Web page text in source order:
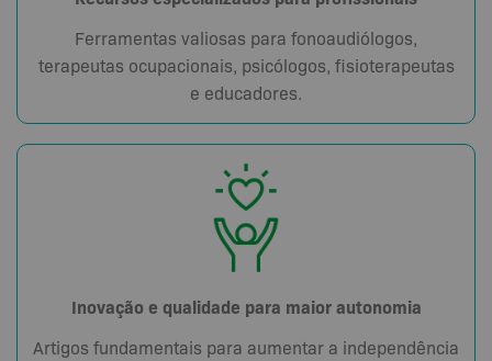
Ferramentas valiosas para fonoaudiólogos,
terapeutas ocupacionais, psicólogos, fisioterapeutas
e educadores.
Inovação e qualidade para maior autonomia
Artigos fundamentais para aumentar a independência